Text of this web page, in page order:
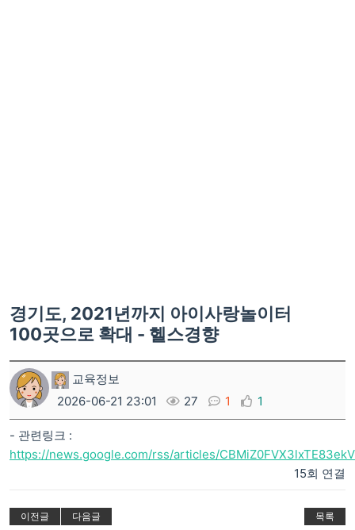
경기도, 2021년까지 아이사랑놀이터
100곳으로 확대 - 헬스경향
교육정보
2026-06-21 23:01
27 1 1
- 관련링크 :
https://news.google.com/rss/articles/
15회 연결
이전글 다음글 목록